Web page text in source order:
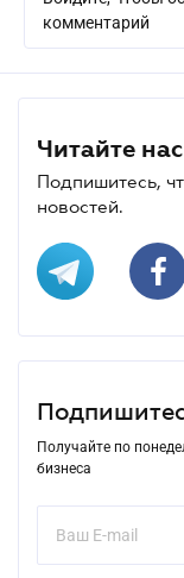
комментарий
Читайте
Подпишитесь,
новостей.
Получайте по
бизнеса